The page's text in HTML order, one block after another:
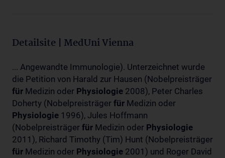
Detailsite | MedUni Vienna
... Angewandte Immunologie). Unterzeichnet wurde
die Petition von Harald zur Hausen (Nobelpreisträger
für Medizin oder Physiologie 2008), Peter Charles
Doherty (Nobelpreisträger für Medizin oder
Physiologie 1996), Jules Hoffmann
(Nobelpreisträger für Medizin oder Physiologie
2011), Richard Timothy (Tim) Hunt (Nobelpreisträger
für Medizin oder Physiologie 2001) und Roger David